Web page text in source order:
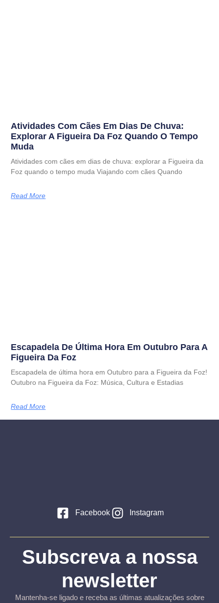
Atividades Com Cães Em Dias De Chuva:
Explorar A Figueira Da Foz Quando O Tempo
Muda
Atividades com cães em dias de chuva: explorar a Figueira da
Foz quando o tempo muda Viajando com cães Quando
Read More
Escapadela De Última Hora Em Outubro Para A
Figueira Da Foz
Escapadela de última hora em Outubro para a Figueira da Foz!
Outubro na Figueira da Foz: Música, Cultura e Estadias
Read More
Facebook Instagram
Subscreva a nossa
newsletter
Mantenha-se ligado e receba as últimas atualizações sobre